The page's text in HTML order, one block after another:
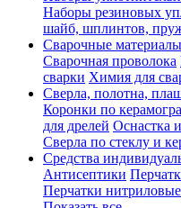
Наборы резиновых
шайб, шплинтов,
Сварочные материалы
Сварочная проволока
сварки Химия для
Сверла, полотна,
Коронки по
для дрелей Оснастка
Сверла по стеклу и
Средства
Антисептики
Перчатки нитриловые